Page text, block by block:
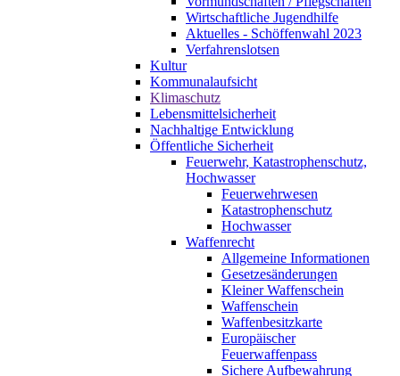
Wirtschaftliche Jugendhilfe
Aktuelles - Schöffenwahl 2023
Verfahrenslotsen
Kultur
Kommunalaufsicht
Klimaschutz
Lebensmittelsicherheit
Nachhaltige Entwicklung
Öffentliche Sicherheit
Feuerwehr, Katastrophenschutz,
Hochwasser
Feuerwehrwesen
Katastrophenschutz
Hochwasser
Waffenrecht
Allgemeine Informationen
Gesetzesänderungen
Kleiner Waffenschein
Waffenschein
Waffenbesitzkarte
Europäischer
Feuerwaffenpass
Sichere Aufbewahrung